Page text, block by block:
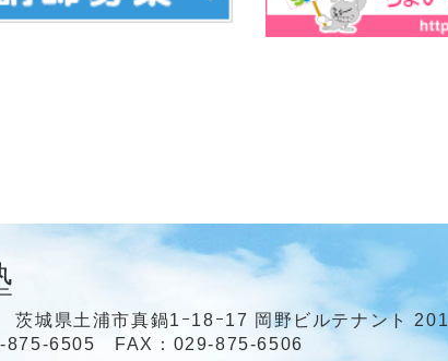
城県土浦市真鍋1ｰ18ｰ17 岡野ビルテナント 201
875-6505 FAX：029-875-6506